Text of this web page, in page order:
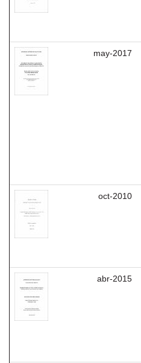
may-2017
oct-2010
abr-2015